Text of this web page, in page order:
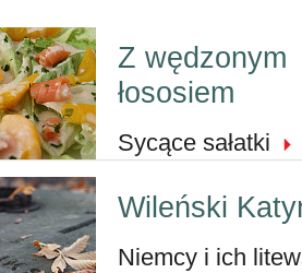
Z wędzonym
łososiem
Sycące sałatki
Wileński
Niemcy i ich